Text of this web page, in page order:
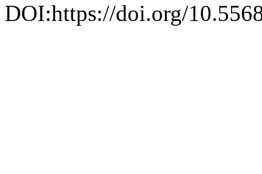
DOI:https://doi.org/